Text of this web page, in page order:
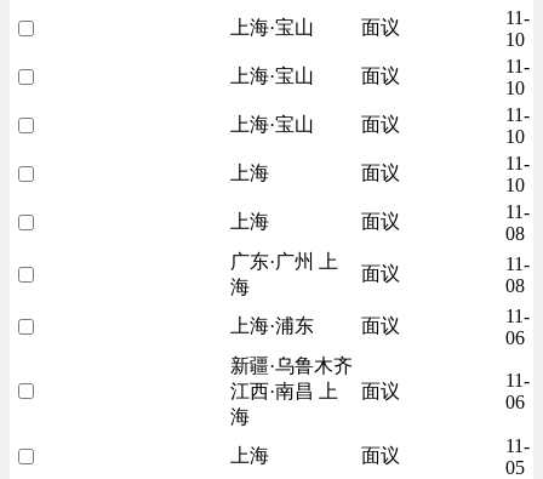
上海·宝山
面议
11-
10
上海·宝山
面议
11-
10
上海·宝山
面议
11-
10
上海
面议
11-
10
上海
面议
11-
08
广东·广州 上
海
面议
11-
08
上海·浦东
面议
11-
06
新疆·乌鲁木齐
江西·南昌 上
海
面议
11-
06
上海 面议
11-
05